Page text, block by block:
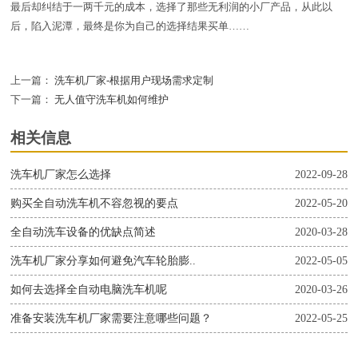
最后却纠结于一两千元的成本，选择了那些无利润的小厂产品，从此以
后，陷入泥潭，最终是你为自己的选择结果买单……
上一篇： 洗车机厂家-根据用户现场需求定制
下一篇： 无人值守洗车机如何维护
相关信息
2022-09-28
洗车机厂家怎么选择
2022-05-20
购买全自动洗车机不容忽视的要点
2020-03-28
全自动洗车设备的优缺点简述
2022-05-05
洗车机厂家分享如何避免汽车轮胎膨..
2020-03-26
如何去选择全自动电脑洗车机呢
2022-05-25
准备安装洗车机厂家需要注意哪些问题？